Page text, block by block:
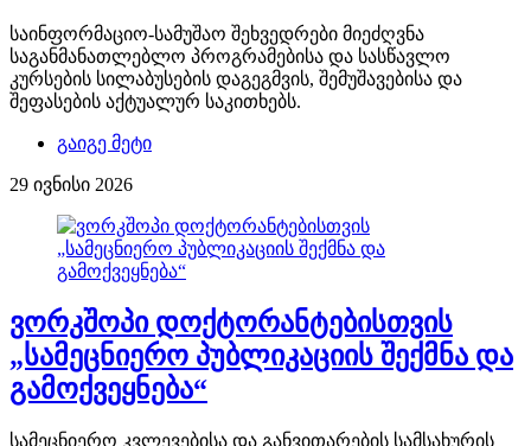
საინფორმაციო-სამუშაო შეხვედრები მიეძღვნა
საგანმანათლებლო პროგრამებისა და სასწავლო
კურსების სილაბუსების დაგეგმვის, შემუშავებისა და
შეფასების აქტუალურ საკითხებს.
გაიგე მეტი
29 ივნისი 2026
ვორკშოპი დოქტორანტებისთვის
„სამეცნიერო პუბლიკაციის შექმნა და
გამოქვეყნება“
სამეცნიერო კვლევებისა და განვითარების სამსახურის